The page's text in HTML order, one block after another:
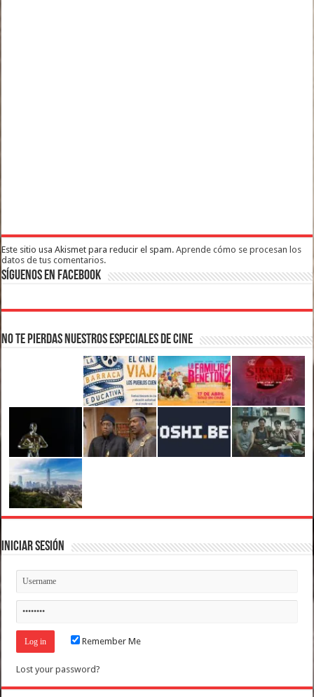
Este sitio usa Akismet para reducir el spam.Aprende cómo se procesan los
datos de tus comentarios.
Síguenos en Facebook
No te pierdas nuestros Especiales de Cine
Iniciar Sesión
Remember Me
Lost your password?